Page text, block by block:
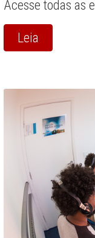
Acesse todas as
Leia